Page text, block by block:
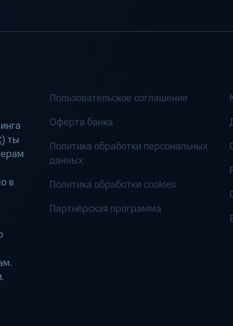
) ты
в
Пользовательское соглашение
Оферта банка
Политика обработки персональных
данных
Политика обработки cookies
Партнёрская программа